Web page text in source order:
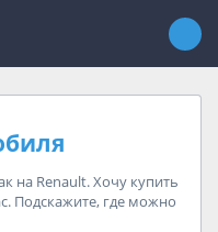
на Renault. Хочу купить
Подскажите, где можно